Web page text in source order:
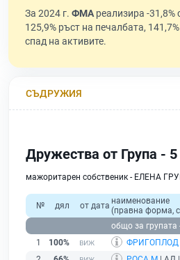
За 2024 г. ФМАреализира -31,8%
125,9% ръст на печалбата,
спад на активите.
СЪДРУЖИЯ
Дружества от Група - 5
мажоритарен собственик - ЕЛЕНА
№ дял от дата наименование
(правна форма,
общо за
1
100% ФРИГОПЛОД